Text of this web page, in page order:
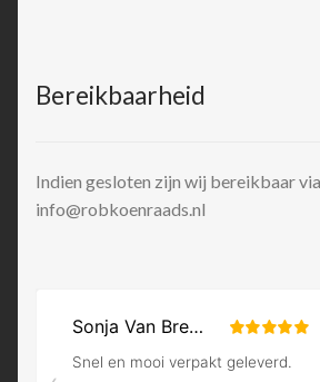
Bereikbaarheid
Indien gesloten zijn wij bereikbaar via
info@robkoenraads.nl